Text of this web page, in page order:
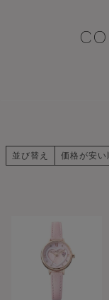
並び替え 価格が安い